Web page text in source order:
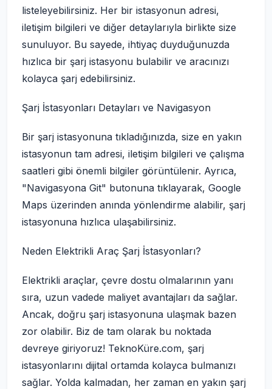
listeleyebilirsiniz. Her bir istasyonun adresi,
iletişim bilgileri ve diğer detaylarıyla birlikte size
sunuluyor. Bu sayede, ihtiyaç duyduğunuzda
hızlıca bir şarj istasyonu bulabilir ve aracınızı
kolayca şarj edebilirsiniz.
Şarj İstasyonları Detayları ve Navigasyon
Bir şarj istasyonuna tıkladığınızda, size en yakın
istasyonun tam adresi, iletişim bilgileri ve çalışma
saatleri gibi önemli bilgiler görüntülenir. Ayrıca,
"Navigasyona Git" butonuna tıklayarak, Google
Maps üzerinden anında yönlendirme alabilir, şarj
istasyonuna hızlıca ulaşabilirsiniz.
Neden Elektrikli Araç Şarj İstasyonları?
Elektrikli araçlar, çevre dostu olmalarının yanı
sıra, uzun vadede maliyet avantajları da sağlar.
Ancak, doğru şarj istasyonuna ulaşmak bazen
zor olabilir. Biz de tam olarak bu noktada
devreye giriyoruz! TeknoKüre.com, şarj
istasyonlarını dijital ortamda kolayca bulmanızı
sağlar. Yolda kalmadan, her zaman en yakın şarj